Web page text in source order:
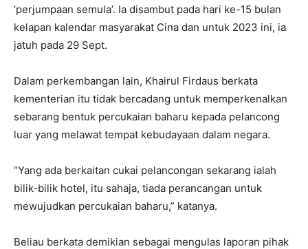
‘perjumpaan semula’. Ia disambut pada hari ke-15 bulan
kelapan kalendar masyarakat Cina dan untuk 2023 ini, ia
jatuh pada 29 Sept.
Dalam perkembangan lain, Khairul Firdaus berkata
kementerian itu tidak bercadang untuk memperkenalkan
sebarang bentuk percukaian baharu kepada pelancong
luar yang melawat tempat kebudayaan dalam negara.
“Yang ada berkaitan cukai pelancongan sekarang ialah
bilik-bilik hotel, itu sahaja, tiada perancangan untuk
mewujudkan percukaian baharu,” katanya.
Beliau berkata demikian sebagai mengulas laporan pihak